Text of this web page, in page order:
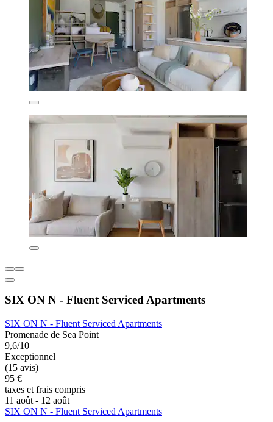
SIX ON N - Fluent Serviced Apartments
SIX ON N - Fluent Serviced Apartments
Promenade de Sea Point
9,6/10
Exceptionnel
(15 avis)
95 €
taxes et frais compris
11 août - 12 août
SIX ON N - Fluent Serviced Apartments